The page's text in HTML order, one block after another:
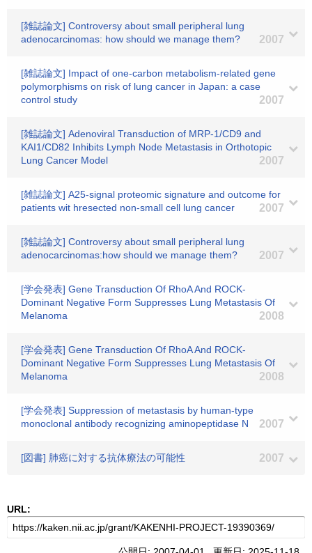
[雑誌論文] Controversy about small peripheral lung
adenocarcinomas: how should we manage them?
2007
[雑誌論文] Impact of one-carbon metabolism-related gene
polymorphisms on risk of lung cancer in Japan: a case
control study
2007
[雑誌論文] Adenoviral Transduction of MRP-1/CD9 and
KAI1/CD82 Inhibits Lymph Node Metastasis in Orthotopic
Lung Cancer Model
2007
[雑誌論文] A25-signal proteomic signature and outcome for
patients wit hresected non-small cell lung cancer
2007
[雑誌論文] Controversy about small peripheral lung
adenocarcinomas:how should we manage them?
2007
[学会発表] Gene Transduction Of RhoA And ROCK-
Dominant Negative Form Suppresses Lung Metastasis Of
Melanoma
2008
[学会発表] Gene Transduction Of RhoA And ROCK-
Dominant Negative Form Suppresses Lung Metastasis Of
Melanoma
2008
[学会発表] Suppression of metastasis by human-type
monoclonal antibody recognizing aminopeptidase N
2007
[図書] 肺癌に対する抗体療法の可能性 2007
URL: